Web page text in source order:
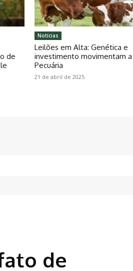
de
Notícias
Leilões em Alta: Genética e
investimento movimentam a
Pecuária
21 de abril de 2025